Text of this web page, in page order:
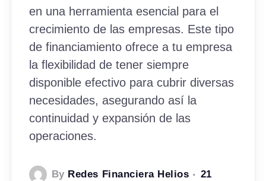
en una herramienta esencial para el
crecimiento de las empresas. Este tipo
de financiamiento ofrece a tu empresa
la flexibilidad de tener siempre
disponible efectivo para cubrir diversas
necesidades, asegurando así la
continuidad y expansión de las
operaciones.
By Redes Financiera Helios
21